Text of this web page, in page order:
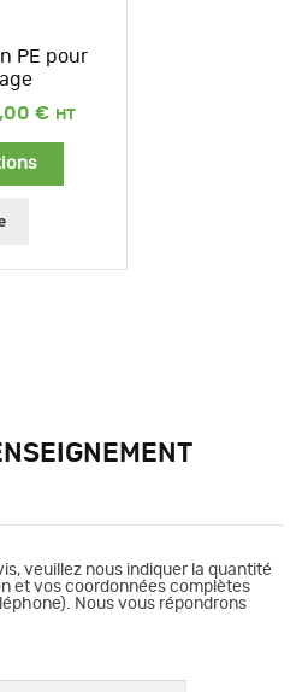
PE pour
€
Plage
veuillez nous indiquer la quantité
et vos coordonnées complètes
Nous vous répondrons